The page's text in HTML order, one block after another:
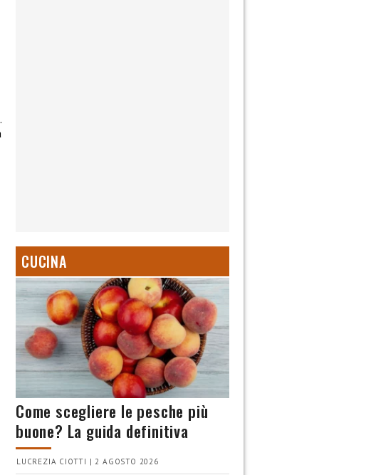
CUCINA
Come scegliere le pesche più
buone? La guida definitiva
LUCREZIA CIOTTI | 2 AGOSTO 2026